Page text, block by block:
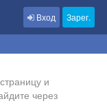
Вход Зарег.
и
через